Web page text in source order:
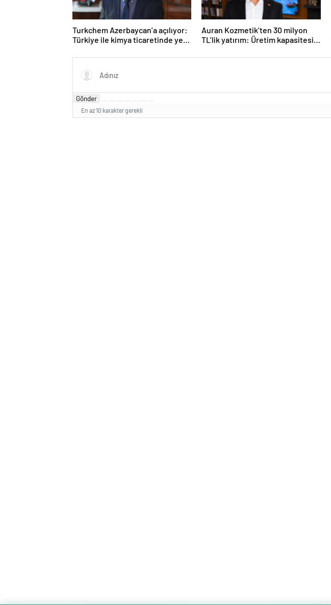
Turkchem Azerbaycan’a açılıyor:
Türkiye ile kimya ticaretinde yeni
Auran Kozmetik’ten 30 milyon
TL’lik yatırım: Üretim kapasitesi
Gönder
En az 10 karakter gerekli